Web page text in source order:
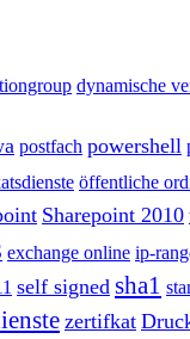
dynamische
postfach powershell
öffentliche
Sharepoint 2010
exchange online ip-
self signed sha1
zertifkat